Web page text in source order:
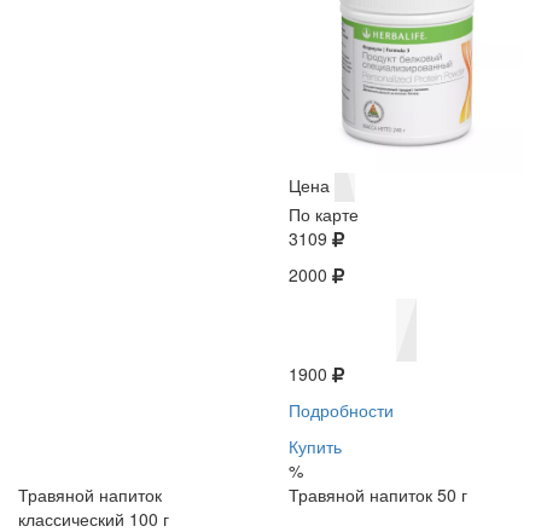
Цена
По карте
3109
2000
1900
Подробности
Купить
%
Травяной напиток
классический 100 г
Травяной напиток 50 г